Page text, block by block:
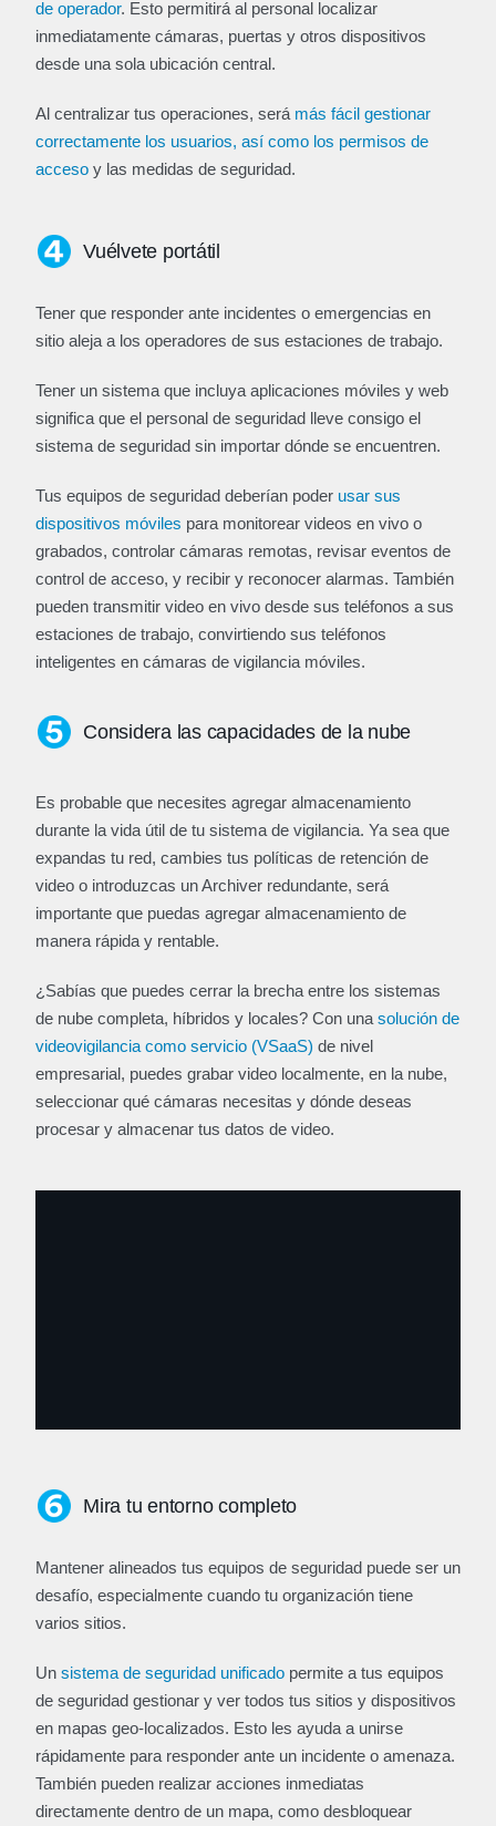
de operador. Esto permitirá al personal localizar
inmediatamente cámaras, puertas y otros dispositivos
desde una sola ubicación central.
Al centralizar tus operaciones, será más fácil gestionar
correctamente los usuarios, así como los permisos de
acceso y las medidas de seguridad.
Vuélvete portátil
Tener que responder ante incidentes o emergencias en
sitio aleja a los operadores de sus estaciones de trabajo.
Tener un sistema que incluya aplicaciones móviles y web
significa que el personal de seguridad lleve consigo el
sistema de seguridad sin importar dónde se encuentren.
Tus equipos de seguridad deberían poder usar sus
dispositivos móviles para monitorear videos en vivo o
grabados, controlar cámaras remotas, revisar eventos de
control de acceso, y recibir y reconocer alarmas. También
pueden transmitir video en vivo desde sus teléfonos a sus
estaciones de trabajo, convirtiendo sus teléfonos
inteligentes en cámaras de vigilancia móviles.
Considera las capacidades de la nube
Es probable que necesites agregar almacenamiento
durante la vida útil de tu sistema de vigilancia. Ya sea que
expandas tu red, cambies tus políticas de retención de
video o introduzcas un Archiver redundante, será
importante que puedas agregar almacenamiento de
manera rápida y rentable.
¿Sabías que puedes cerrar la brecha entre los sistemas
de nube completa, híbridos y locales? Con una solución de
videovigilancia como servicio (VSaaS) de nivel
empresarial, puedes grabar video localmente, en la nube,
seleccionar qué cámaras necesitas y dónde deseas
procesar y almacenar tus datos de video.
Mira tu entorno completo
Mantener alineados tus equipos de seguridad puede ser un
desafío, especialmente cuando tu organización tiene
varios sitios.
Un sistema de seguridad unificado permite a tus equipos
de seguridad gestionar y ver todos tus sitios y dispositivos
en mapas geo-localizados. Esto les ayuda a unirse
rápidamente para responder ante un incidente o amenaza.
También pueden realizar acciones inmediatas
directamente dentro de un mapa, como desbloquear